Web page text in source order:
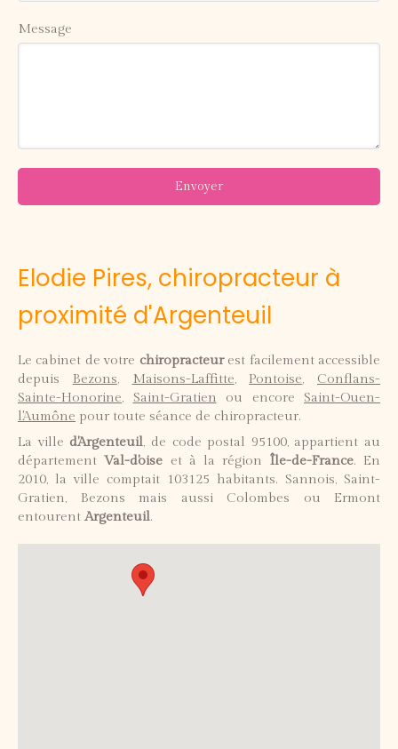
Message
Envoyer
Elodie Pires, chiropracteur à
proximité d'Argenteuil
Le cabinet de votre chiropracteurest facilement accessible
depuis Bezons, Maisons-Laffitte, Pontoise, Conflans-
Sainte-Honorine, Saint-Gratien ou encore Saint-Ouen-
l'Aumône pour toute séance de chiropracteur.
La ville d'Argenteuil, de code postal 95100, appartient au
départementVal-d'oise et à la région Île-de-France. En
2010, la ville comptait 103125 habitants. Sannois, Saint-
Gratien, Bezons mais aussi Colombes ou Ermont
entourent Argenteuil.